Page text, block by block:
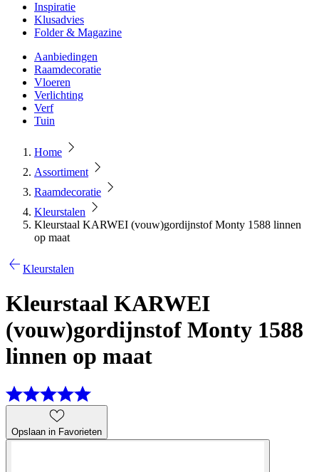
Inspiratie
Klusadvies
Folder & Magazine
Aanbiedingen
Raamdecoratie
Vloeren
Verlichting
Verf
Tuin
Home
Assortiment
Raamdecoratie
Kleurstalen
Kleurstaal KARWEI (vouw)gordijnstof Monty 1588 linnen
op maat
Kleurstalen
Kleurstaal KARWEI
(vouw)gordijnstof Monty 1588
linnen op maat
Opslaan in Favorieten